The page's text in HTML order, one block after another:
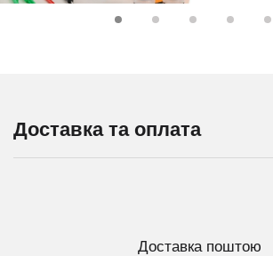
Доставка та оплата
Доставка поштою